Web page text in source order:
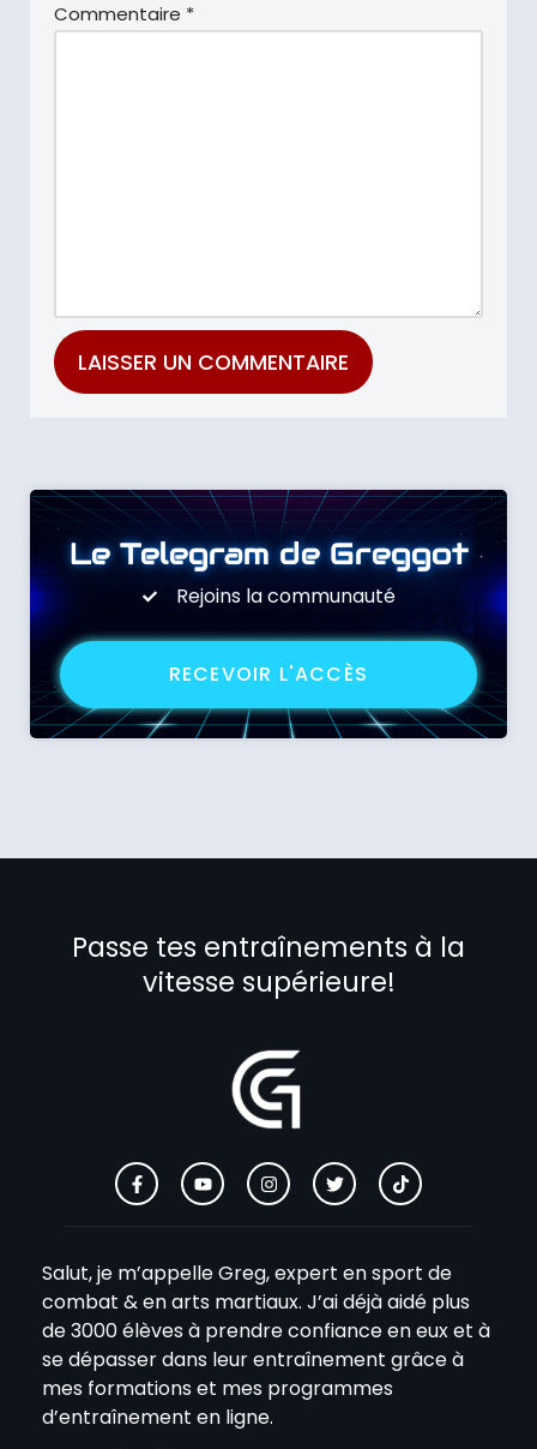
Commentaire *
Le Telegram de Greggot
Rejoins la communauté
RECEVOIR L'ACCÈS
Passe tes entraînements à la
vitesse supérieure!
Salut, je m’appelle Greg, expert en sport de
combat & en arts martiaux. J’ai déjà aidé plus
de 3000 élèves à prendre confiance en eux et à
se dépasser dans leur entraînement grâce à
mes formations et mes programmes
d’entraînement en ligne.